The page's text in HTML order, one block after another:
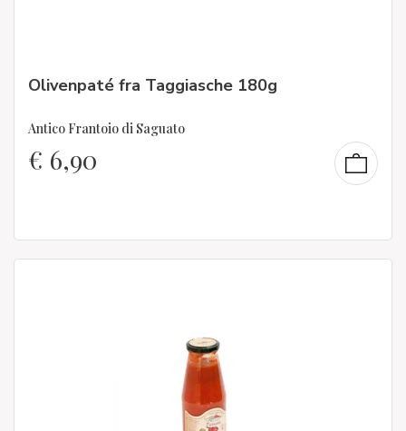
Olivenpaté fra Taggiasche 180g
Antico Frantoio di Saguato
€ 6,90